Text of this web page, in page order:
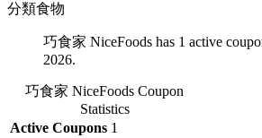
分類食物
巧食家 NiceFoods has 1 active
2026.
巧食家 NiceFoods Coupon
Statistics
Active Coupons 1